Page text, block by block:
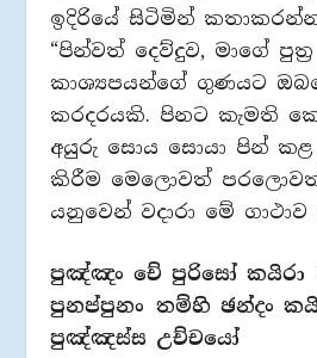
ඉදිරියේ සිටිමින්
“පින්වත් දෙව්දුව, මාගේ
කාශ්‍යපයන්ගේ ගුණයට
කරදරයකි. පිනට කැමති
අයුරු සොය සොයා පින්
කිරීම මෙලොවත් පරලොවත්
යනුවෙන් වදාරා මේ ගාථාව
පුඤ්ඤං චේ පුරිසෝ කයිරා
පුනප්පුනං තම්හි ඡන්දං
පුඤ්ඤස්ස උච්චයෝ